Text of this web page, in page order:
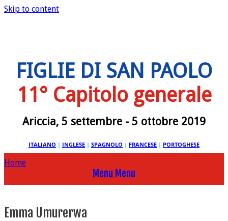
Skip to content
FIGLIE DI SAN PAOLO
11° Capitolo generale
Ariccia, 5 settembre - 5 ottobre 2019
ITALIANO | INGLESE | SPAGNOLO | FRANCESE | PORTOGHESE
Home
Menu Menu
Emma Umurerwa